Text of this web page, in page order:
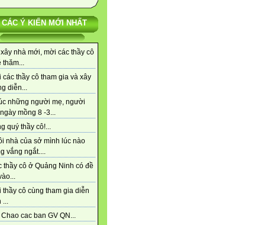
CÁC Ý KIẾN MỚI NHẤT
nhà mới, mời các thầy cô
thăm...
các thầy cô tham gia và xây
diễn...
những người mẹ, người
mồng 8 -3...
quý thầy cô!...
nhà của sở mình lúc nào
vắng ngắt....
thầy cô ở Quảng Ninh có đề
thầy cô cùng tham gia diễn
...
cac ban GV QN...